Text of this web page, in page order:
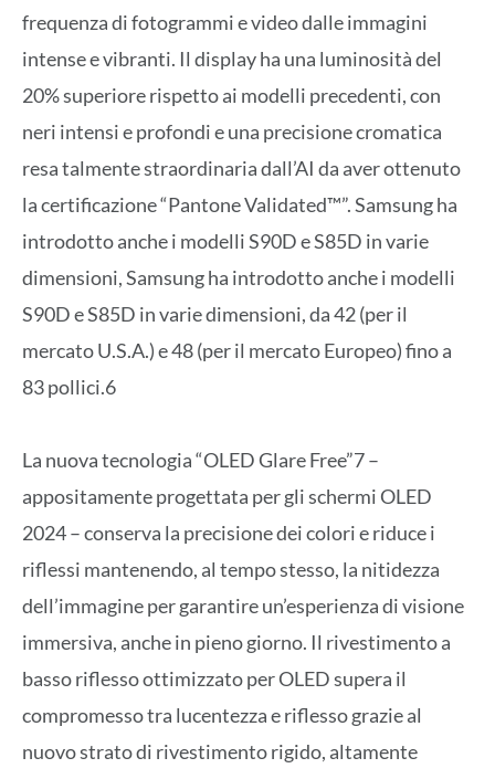
frequenza di fotogrammi e video dalle immagini
intense e vibranti. Il display ha una luminosità del
20% superiore rispetto ai modelli precedenti, con
neri intensi e profondi e una precisione cromatica
resa talmente straordinaria dall’AI da aver ottenuto
la certificazione “Pantone Validated™”. Samsung ha
introdotto anche i modelli S90D e S85D in varie
dimensioni, Samsung ha introdotto anche i modelli
S90D e S85D in varie dimensioni, da 42 (per il
mercato U.S.A.) e 48 (per il mercato Europeo) fino a
83 pollici.6
La nuova tecnologia “OLED Glare Free”7 –
appositamente progettata per gli schermi OLED
2024 – conserva la precisione dei colori e riduce i
riflessi mantenendo, al tempo stesso, la nitidezza
dell’immagine per garantire un’esperienza di visione
immersiva, anche in pieno giorno. Il rivestimento a
basso riflesso ottimizzato per OLED supera il
compromesso tra lucentezza e riflesso grazie al
nuovo strato di rivestimento rigido, altamente